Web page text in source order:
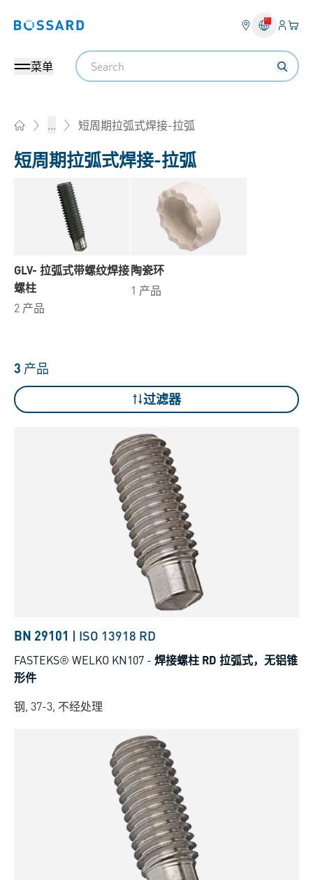
Bossard homepage 登入
您
菜单
Search
... 短周期拉弧式焊接-拉弧
短周期拉弧式焊接-拉弧
GLV- 拉弧式带螺纹焊接
螺柱
2 产品
陶瓷环
1 产品
3 产品
过滤器
BN 29101 | ISO 13918 RD
FASTEKS® WELKO KN107 - 焊接螺柱 RD 拉弧式，无铝锥
形件
钢, 37-3, 不经处理